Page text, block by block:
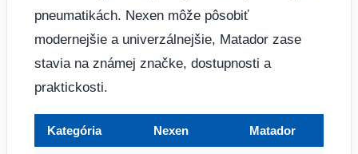
pneumatikách. Nexen môže pôsobiť
modernejšie a univerzálnejšie, Matador zase
stavia na známej značke, dostupnosti a
praktickosti.
Kategória Nexen Matador